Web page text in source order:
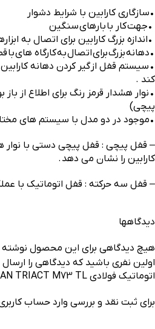
•سازگاری کارابین با شرایط دشوار
•جهتکار بابارهایسنگين
•اندازه بزرگ کارابین برای اتصال به
•دهانه‎بزرگبرایاتصالبهکارگاه هایبا
• سيستم ‏قفل از گير كردن دهانه
کند .
• نوار هشدار قرمز رنگ برای اطلاع از
پیچی)
•موجود در دو مدل با سيستم های
– قفل پیچی : قفل پیچی دستی با نوار
کارابین را نشان می دهد .
– قفل سه حرکته : قفل اتوماتیک با
دیدگاهها
هیچ دیدگاهی برای این محصول
اولین نفری باشید که دیدگاهی را ارسال
اتوماتیک فولادی PETZL VULCAN TRIACT M73 TL”
برای ثبت نقد و بررسی وارد حساب